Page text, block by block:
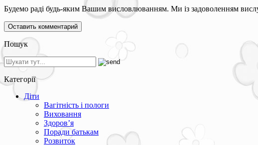
Будемо раді будь-яким Вашим висловлюванням. Ми із задоволенням
Пошук
Категорії
Діти
Вагітність і пологи
Виховання
Здоров’я
Поради батькам
Розвиток